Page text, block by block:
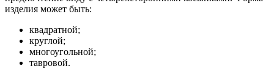
изделия может быть:
квадратной;
круглой;
многоугольной;
тавровой.